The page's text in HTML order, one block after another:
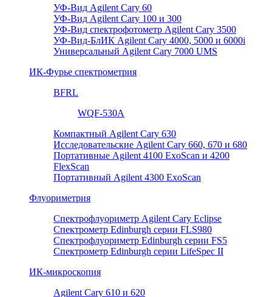
УФ-Вид Agilent Cary 60
УФ-Вид Agilent Cary 100 и 300
УФ-Вид спектрофотометр Agilent Cary 3500
УФ-Вид-БлИК Agilent Cary 4000, 5000 и 6000i
Универсальный Agilent Cary 7000 UMS
ИК-Фурье спектрометрия
BFRL
WQF-530A
Компактный Agilent Cary 630
Исследовательские Agilent Cary 660, 670 и 680
Портативные Agilent 4100 ExoScan и 4200
FlexScan
Портативный Agilent 4300 ExoScan
Флуориметрия
Спектрофлуориметр Agilent Cary Eclipse
Спектрометр Edinburgh серии FLS980
Спектрофлуориметр Edinburgh серии FS5
Спектрометр Edinburgh серии LifeSpec II
ИК-микроскопия
Agilent Cary 610 и 620